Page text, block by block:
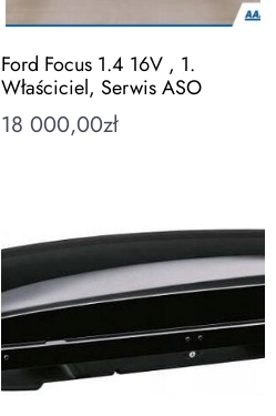
Ford Focus 1.4 16V , 1.
Właściciel, Serwis ASO
18 000,00zł